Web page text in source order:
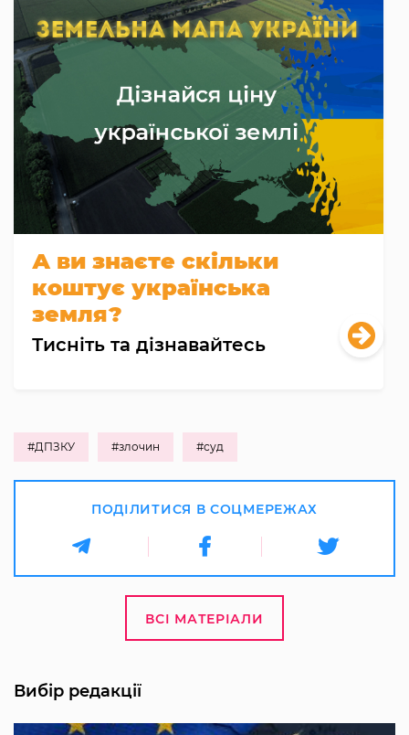
А ви знаєте скільки
коштує українська
земля?
Тисніть та дізнавайтесь
#ДПЗКУ #злочин #суд
ПОДІЛИТИСЯ В СОЦМЕРЕЖАХ
ВСІ МАТЕРІАЛИ
Вибір редакції